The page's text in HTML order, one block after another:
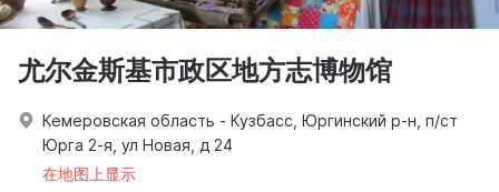
尤尔金斯基市政区地方志博物馆
Кемеровская область - Кузбасс, Юргинский р-н, п/ст
Юрга 2-я, ул Новая, д 24
在地图上显示